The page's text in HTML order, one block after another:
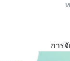
การ